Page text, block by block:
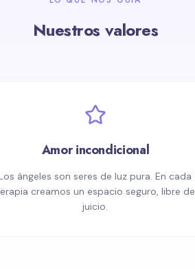
Nuestros valores
Amor incondicional
ángeles son seres de luz pura. En cada
creamos un espacio seguro, libre de
juicio.